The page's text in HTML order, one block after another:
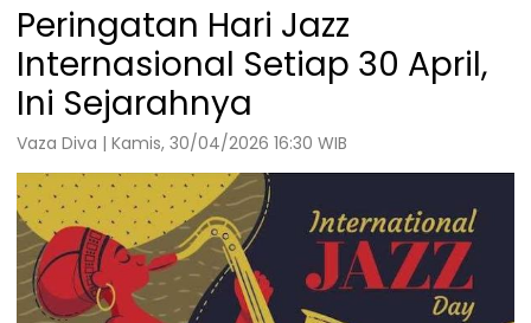
Peringatan Hari Jazz
Internasional Setiap 30 April,
Ini Sejarahnya
Vaza Diva | Kamis, 30/04/2026 16:30 WIB